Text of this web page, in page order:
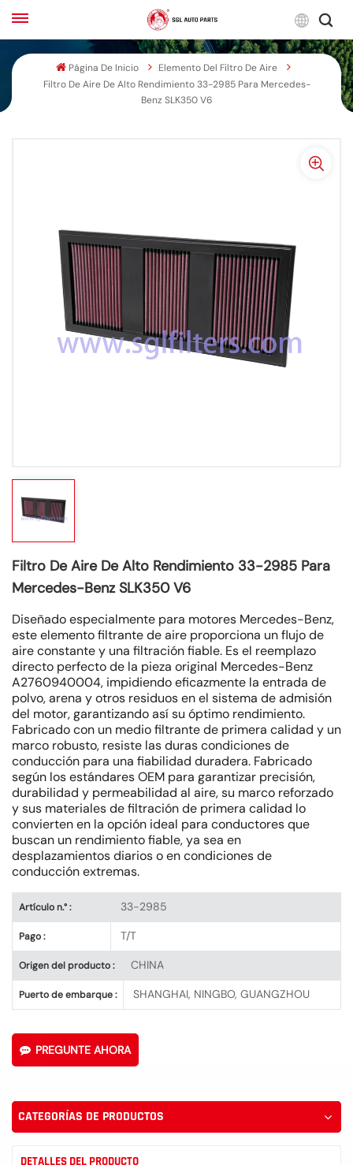
español
한국어
Página De Inicio
Elemento Del Filtro De Aire
Filtro De Aire De Alto Rendimiento 33-2985 Para Mercedes-
Benz SLK350 V6
Filtro De Aire De Alto Rendimiento 33-2985 Para
Mercedes-Benz SLK350 V6
Diseñado especialmente para motores Mercedes-Benz,
este elemento filtrante de aire proporciona un flujo de
aire constante y una filtración fiable. Es el reemplazo
directo perfecto de la pieza original Mercedes-Benz
A2760940004, impidiendo eficazmente la entrada de
polvo, arena y otros residuos en el sistema de admisión
del motor, garantizando así su óptimo rendimiento.
Fabricado con un medio filtrante de primera calidad y un
marco robusto, resiste las duras condiciones de
conducción para una fiabilidad duradera. Fabricado
según los estándares OEM para garantizar precisión,
durabilidad y permeabilidad al aire, su marco reforzado
y sus materiales de filtración de primera calidad lo
convierten en la opción ideal para conductores que
buscan un rendimiento fiable, ya sea en
desplazamientos diarios o en condiciones de
conducción extremas.
Artículo n.° : 33-2985
Pago : T/T
Origen del producto : CHINA
Puerto de embarque : SHANGHAI, NINGBO, GUANGZHOU
PREGUNTE AHORA
CATEGORÍAS DE PRODUCTOS
DETALLES DEL PRODUCTO